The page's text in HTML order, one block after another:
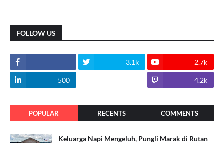
FOLLOW US
3.1k 2.7k
500 4.2k
POPULAR RECENTS COMMENTS
Keluarga Napi Mengeluh, Pungli Marak di Rutan